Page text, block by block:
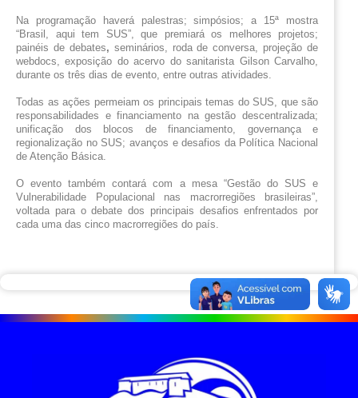
Na programação haverá palestras; simpósios; a 15ª mostra
“Brasil, aqui tem SUS”, que premiará os melhores projetos;
painéis de debates, seminários, roda de conversa, projeção de
webdocs, exposição do acervo do sanitarista Gilson Carvalho,
durante os três dias de evento, entre outras atividades.
Todas as ações permeiam os principais temas do SUS, que são
responsabilidades e financiamento na gestão descentralizada;
unificação dos blocos de financiamento, governança e
regionalização no SUS; avanços e desafios da Política Nacional
de Atenção Básica.
O evento também contará com a mesa “Gestão do SUS e
Vulnerabilidade Populacional nas macrorregiões brasileiras”,
voltada para o debate dos principais desafios enfrentados por
cada uma das cinco macrorregiões do país.